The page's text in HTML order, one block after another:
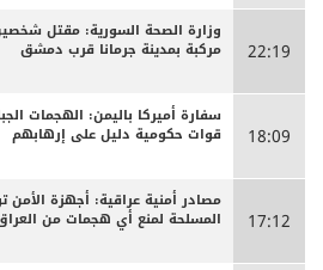
22:19 مركبة بمدينة جرمانا قرب دمشق
18:09
سفارة أميركا باليمن: الهجمات
قوات حكومية دليل على إرهابهم
17:12
مصادر أمنية عراقية: أجهزة الأمن
المسلحة لمنع أي هجمات من